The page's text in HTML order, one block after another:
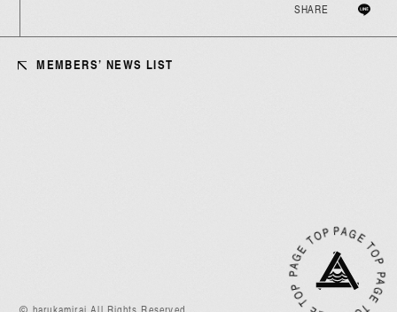
あああああ
SHARE
MEMBERS’ NEWS LIST
PA
GE
T
O
P
P
A
G
E
T
O
P
PA
G
E
T
O
P
P
A
G
E
T
OP